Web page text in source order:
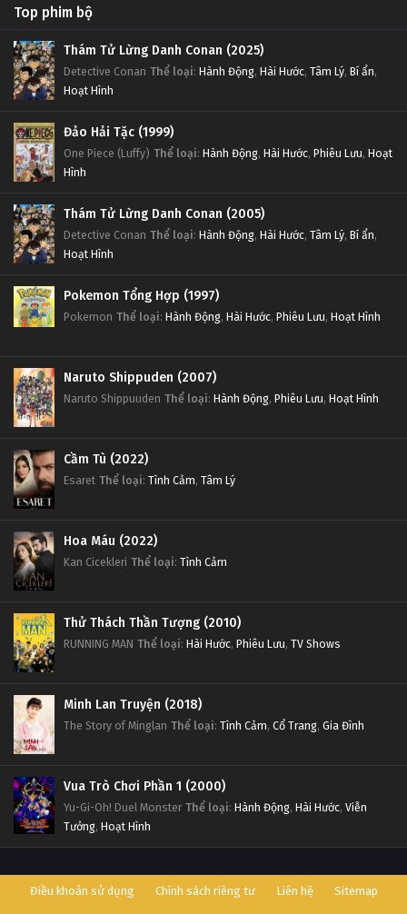
Tập 10
Đấu Phá Thương Khung Ngoại Truyện Tập 9
Đấu Phá Thương Khung Ngoại Truyện Tập 7
Đấu Phá Thương Khung Ngoại Truyện Tập 6
Đấu Phá Thương Khung Ngoại Truyện Tập 5
Đấu Phá Thương Khung Ngoại Truyện Tập 4
Tập 4
Đấu Phá Thương Khung Ngoại Truyện Tập 3
Tập 3
Tập 2
Tập 1
Top phim bộ
Thám Tử Lừng Danh Conan (2025)
Detective Conan Thể loại: Hành Động, Hài Hước, Tâm Lý, Bí ẩn,
Hoạt Hình
Đảo Hải Tặc (1999)
One Piece (Luffy) Thể loại: Hành Động, Hài Hước, Phiêu Lưu, Hoạt
Hình
Thám Tử Lừng Danh Conan (2005)
Detective Conan Thể loại: Hành Động, Hài Hước, Tâm Lý, Bí ẩn,
Hoạt Hình
Pokemon Tổng Hợp (1997)
Pokemon Thể loại: Hành Động, Hài Hước, Phiêu Lưu, Hoạt Hình
Naruto Shippuden (2007)
Naruto Shippuuden Thể loại: Hành Động, Phiêu Lưu, Hoạt Hình
Cầm Tù (2022)
Esaret Thể loại: Tình Cảm, Tâm Lý
Hoa Máu (2022)
Kan Cicekleri Thể loại: Tình Cảm
Thử Thách Thần Tượng (2010)
RUNNING MAN Thể loại: Hài Hước, Phiêu Lưu, TV Shows
Minh Lan Truyện (2018)
The Story of Minglan Thể loại: Tình Cảm, Cổ Trang, Gia Đình
Vua Trò Chơi Phần 1 (2000)
Yu-Gi-Oh! Duel Monster Thể loại: Hành Động, Hài Hước, Viễn
Tưởng, Hoạt Hình
Điều khoản sử dụng Chính sách riêng tư Liên hệ Sitemap